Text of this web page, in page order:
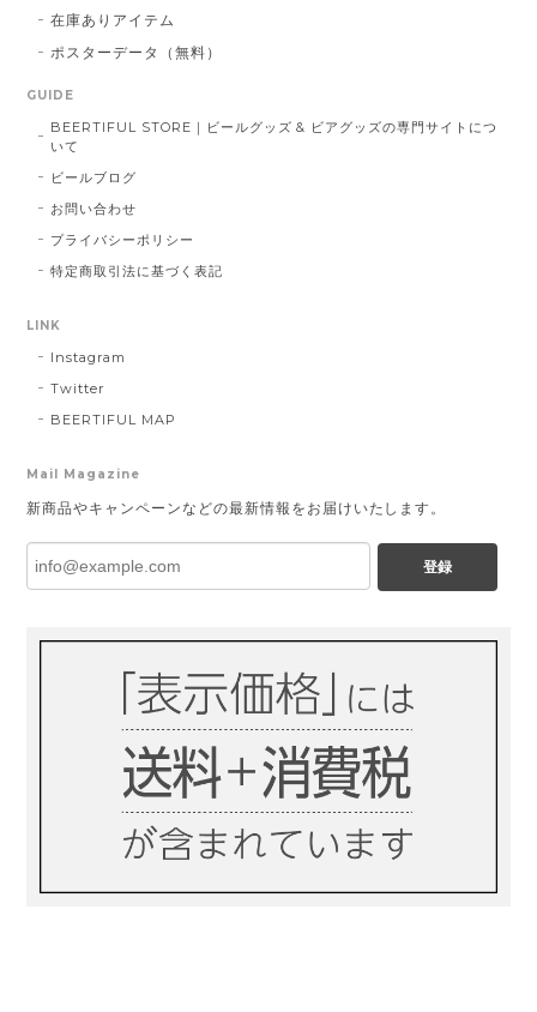
在庫ありアイテム
ポスターデータ（無料）
GUIDE
BEERTIFUL STORE｜ビールグッズ & ビアグッズの専門サイトにつ
いて
ビールブログ
お問い合わせ
プライバシーポリシー
特定商取引法に基づく表記
LINK
Instagram
Twitter
BEERTIFUL MAP
Mail Magazine
新商品やキャンペーンなどの最新情報をお届けいたします。
登録